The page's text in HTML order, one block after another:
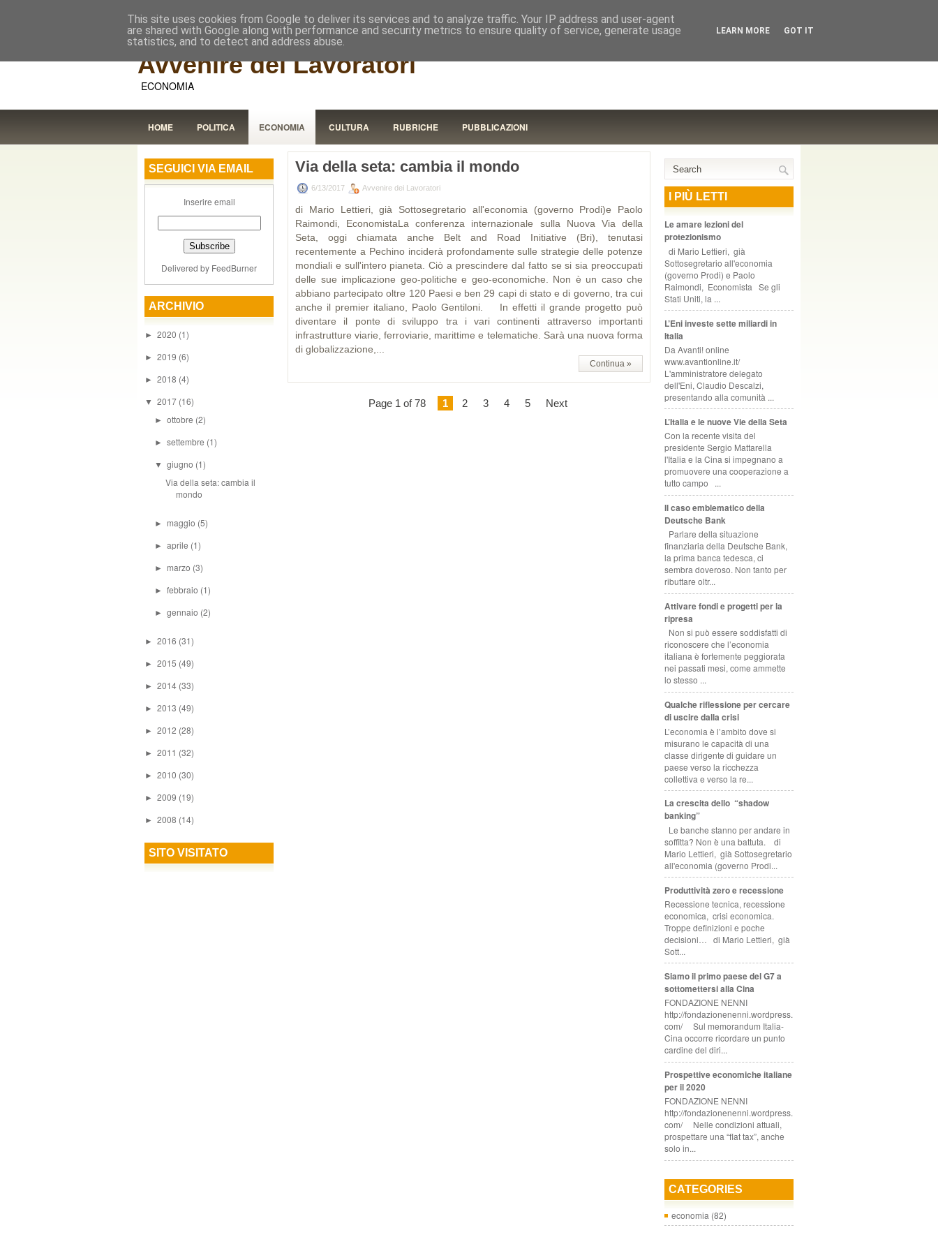
RISTORANTE COOPERATIVO, ZURIGO
Avvenire dei Lavoratori
ECONOMIA
HOME POLITICA ECONOMIA CULTURA RUBRICHE PUBBLICAZIONI
SEGUICI VIA EMAIL
Inserire email
Delivered by FeedBurner
ARCHIVIO
► 2020 (1)
► 2019 (6)
► 2018 (4)
▼ 2017 (16)
►ottobre (2)
►settembre (1)
▼giugno (1)
Via della seta: cambia il
mondo
► maggio (5)
►aprile (1)
► marzo (3)
►febbraio (1)
►gennaio (2)
► 2016 (31)
► 2015 (49)
► 2014 (33)
► 2013 (49)
► 2012 (28)
► 2011 (32)
► 2010 (30)
► 2009 (19)
► 2008 (14)
SITO VISITATO
Via della seta: cambia il mondo
6/13/2017 Avvenire dei Lavoratori
di Mario Lettieri, già Sottosegretario all'economia (governo Prodi)e Paolo
Raimondi, EconomistaLa conferenza internazionale sulla Nuova Via della
Seta, oggi chia­ma­ta anche Belt and Road Initiative (Bri), tenutasi
recentemente a Pechi­no inciderà profondamente sulle strategie delle potenze
mondiali e sul­l'intero pianeta. Ciò a prescindere dal fatto se si sia preoccupati
delle sue implicazione geo-politiche e geo-economiche. Non è un caso che
abbiano partecipato oltre 120 Paesi e ben 29 capi di stato e di governo, tra cui
anche il premier italiano, Paolo Gentiloni. In effetti il grande progetto può
diventare il ponte di sviluppo tra i vari continenti attraverso importanti
infrastrutture viarie, ferroviarie, marittime e telematiche. Sarà una nuova forma
di globalizzazione,...
Continua »
Page 1 of 78 1 2 3 4 5 Next
I PIÙ LETTI
Le amare lezioni del
protezionismo
di Mario Lettieri, già
Sottosegretario all'economia
(governo Prodi) e Paolo
Raimondi, Economista Se gli
Stati Uniti, la ...
L’Eni investe sette miliardi in
Italia
Da Avanti! online
www.avantionline.it/
L'amministratore delegato
dell'Eni, Claudio Descalzi,
presentando alla comunità ...
L’Italia e le nuove Vie della Seta
Con la recente visita del
presidente Sergio Mattarella
l'Italia e la Cina si impegnano a
promuovere una cooperazione a
tutto campo ...
Il caso emblematico della
Deutsche Bank
Parlare della situazione
finanziaria della Deutsche Bank,
la prima banca tedesca, ci
sembra doveroso. Non tanto per
ributtare oltr...
Attivare fondi e progetti per la
ripresa
Non si può essere soddisfatti di
riconoscere che l’economia
italiana è fortemente peggiorata
nei passati mesi, come ammette
lo stesso ...
Qualche riflessione per cercare
di uscire dalla crisi
L’economia è l’ambito dove si
misurano le capacità di una
classe dirigente di guidare un
paese verso la ricchezza
collettiva e verso la re...
La crescita dello “shadow
banking”
Le banche stanno per andare in
soffitta? Non è una battuta. di
Mario Lettieri, già Sottosegretario
all'economia (governo Prodi...
Produttività zero e recessione
Recessione tecnica, recessione
economica, crisi economica.
Troppe definizioni e poche
decisioni… di Mario Lettieri, già
Sott...
Siamo il primo paese del G7 a
sottomettersi alla Cina
FONDAZIONE NENNI
http://fondazionenenni.wordpress.
com/ Sul memorandum Italia-
Cina occorre ricordare un punto
cardine del diri...
Prospettive economiche italiane
per il 2020
FONDAZIONE NENNI
http://fondazionenenni.wordpress.
com/ Nelle condizioni attuali,
prospettare una “flat tax”, anche
solo in...
CATEGORIES
economia (82)
This site uses cookies from Google to deliver its services and to analyze traffic. Your IP address and user-agent
are shared with Google along with performance and security metrics to ensure quality of service, generate usage
statistics, and to detect and address abuse.
LEARN MORE GOT IT